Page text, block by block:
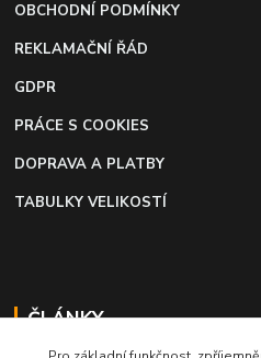
OBCHODNÍ PODMÍNKY
REKLAMAČNÍ ŘÁD
GDPR
PRÁCE S COOKIES
DOPRAVA A PLATBY
TABULKY VELIKOSTÍ
ČLÁNKY